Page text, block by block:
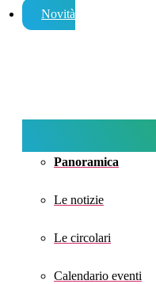
Novità
Panoramica
Le notizie
Le circolari
Calendario eventi